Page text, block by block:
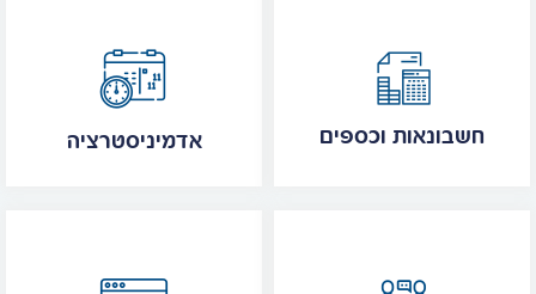
אדמיניסטרציה חשבונאות וכספים